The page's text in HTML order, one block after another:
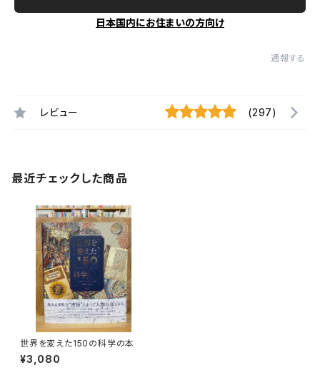
日本国内にお住まいの方向け
通報する
レビュー (297)
最近チェックした商品
世界を変えた150の科学の本
¥3,080